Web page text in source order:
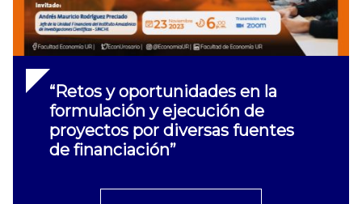
“Retos y oportunidades en la
formulación y ejecución de
proyectos por diversas fuentes
de financiación”